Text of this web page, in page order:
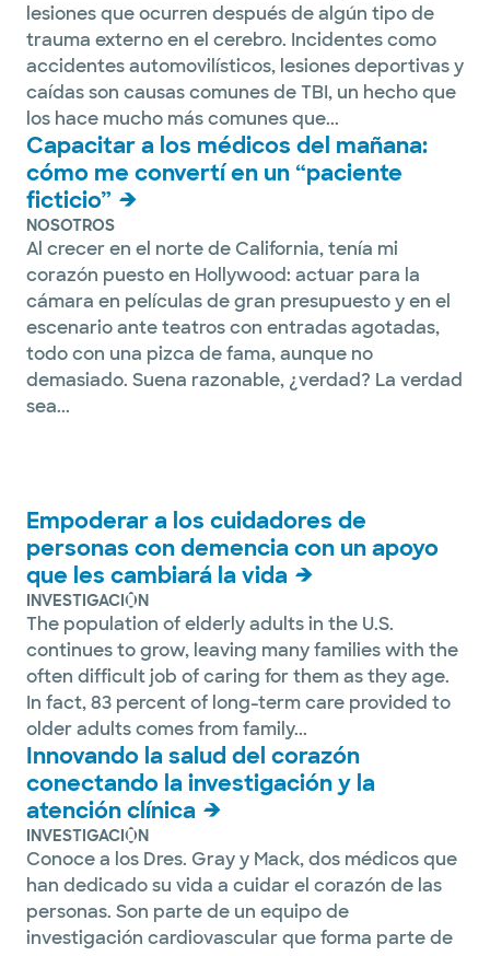
lesiones que ocurren después de algún tipo de
trauma externo en el cerebro. Incidentes como
accidentes automovilísticos, lesiones deportivas y
caídas son causas comunes de TBI, un hecho que
los hace mucho más comunes que...
Capacitar a los médicos del mañana:
cómo me convertí en un “paciente
ficticio”
NOSOTROS
Al crecer en el norte de California, tenía mi
corazón puesto en Hollywood: actuar para la
cámara en películas de gran presupuesto y en el
escenario ante teatros con entradas agotadas,
todo con una pizca de fama, aunque no
demasiado. Suena razonable, ¿verdad? La verdad
sea...
Empoderar a los cuidadores de
personas con demencia con un apoyo
que les cambiará la vida
INVESTIGACIÓN
The population of elderly adults in the U.S.
continues to grow, leaving many families with the
often difficult job of caring for them as they age.
In fact, 83 percent of long-term care provided to
older adults comes from family...
Innovando la salud del corazón
conectando la investigación y la
atención clínica
INVESTIGACIÓN
Conoce a los Dres. Gray y Mack, dos médicos que
han dedicado su vida a cuidar el corazón de las
personas. Son parte de un equipo de
investigación cardiovascular que forma parte de